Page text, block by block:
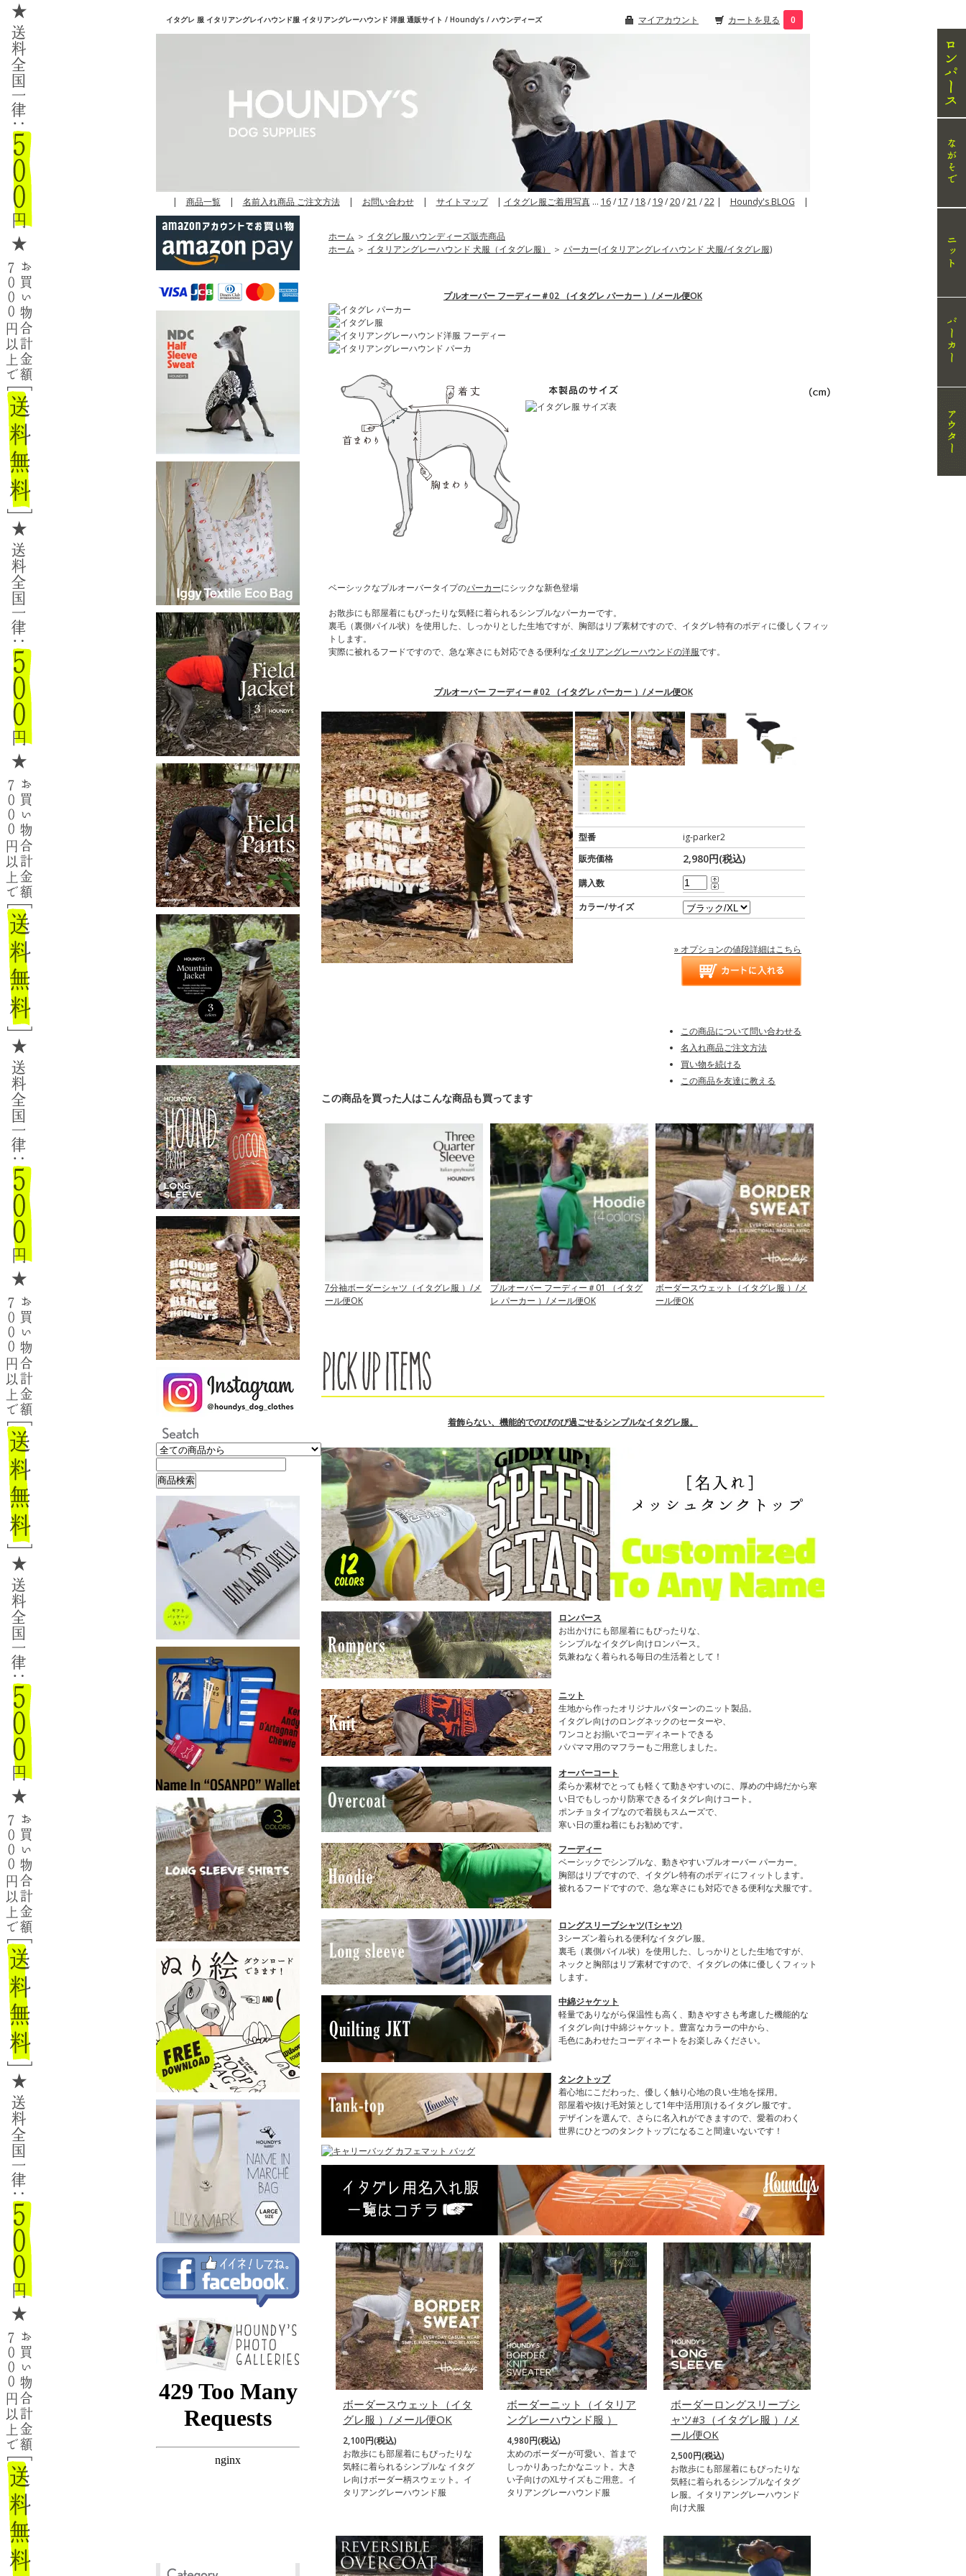
イタグレ 服 イタリアングレイハウンド服 イタリアングレーハウンド 洋服 通販サイト / Houndy's / ハウンディーズ マイアカウント カートを見る 0
| 商品一覧| 名前入れ商品 ご注文方法| お問い合わせ| サイトマップ| イタグレ服ご着用写真… 16/ 17 / 18/ 19/20/21 /22| Houndy's BLOG |
ホーム ＞ イタグレ服ハウンディーズ販売商品
ホーム ＞ イタリアングレーハウンド 犬服（イタグレ服） ＞ パーカー(イタリアングレイハウンド 犬服/イタグレ服)
プルオーバー フーディー＃02 （イタグレ パーカー ）/メール便OK
ベーシックなプルオーバータイプのパーカーにシックな新色登場
お散歩にも部屋着にもぴったりな気軽に着られるシンプルなパーカーです。
裏毛（裏側パイル状）を使用した、しっかりとした生地ですが、胸部はリブ素材ですので、イタグレ特有のボディに優しくフィッ
トします。
実際に被れるフードですので、急な寒さにも対応できる便利なイタリアングレーハウンドの洋服です。
プルオーバー フーディー＃02 （イタグレ パーカー ）/メール便OK
型番
ig-parker2
販売価格
2,980円(税込)
購入数
カラー/サイズ
» オプションの値段詳細はこちら
この商品について問い合わせる
名入れ商品ご注文方法
買い物を続ける
この商品を友達に教える
この商品を買った人はこんな商品も買ってます
7分袖ボーダーシャツ（イタグレ服 ）/メ
ール便OK
プルオーバー フーディー＃01 （イタグ
レ パーカー ）/メール便OK
ボーダースウェット（イタグレ服 ）/メ
ール便OK
着飾らない、機能的でのびのび過ごせるシンプルなイタグレ服。
ロンパース
お出かけにも部屋着にもぴったりな、
シンプルなイタグレ向けロンパース。
気兼ねなく着られる毎日の生活着として！
ニット
生地から作ったオリジナルパターンのニット製品。
イタグレ向けのロングネックのセーターや、
ワンコとお揃いでコーディネートできる
パパママ用のマフラーもご用意しました。
オーバーコート
柔らか素材でとっても軽くて動きやすいのに、厚めの中綿だから寒
い日でもしっかり防寒できるイタグレ向けコート。
ポンチョタイプなので着脱もスムーズで、
寒い日の重ね着にもお勧めです。
フーディー
ベーシックでシンプルな、動きやすいプルオーバー パーカー。
胸部はリブですので、イタグレ特有のボディにフィットします。
被れるフードですので、急な寒さにも対応できる便利な犬服です。
ロングスリーブシャツ(Tシャツ)
3シーズン着られる便利なイタグレ服。
裏毛（裏側パイル状）を使用した、しっかりとした生地ですが、
ネックと胸部はリブ素材ですので、イタグレの体に優しくフィット
します。
中綿ジャケット
軽量でありながら保温性も高く、動きやすさも考慮した機能的な
イタグレ向け中綿ジャケット。豊富なカラーの中から、
毛色にあわせたコーディネートをお楽しみください。
タンクトップ
着心地にこだわった、優しく触り心地の良い生地を採用。
部屋着や抜け毛対策として1年中活用頂けるイタグレ服です。
デザインを選んで、さらに名入れができますので、愛着のわく
世界にひとつのタンクトップになること間違いないです！
ボーダースウェット（イタ
グレ服 ）/メール便OK
2,100円(税込)
お散歩にも部屋着にもぴったりな
気軽に着られるシンプルな イタグ
レ向けボーダー柄スウェット。イ
タリアングレーハウンド服
ボーダーニット（イタリア
ングレーハウンド服 ）
4,980円(税込)
太めのボーダーが可愛い、首まで
しっかりあったかなニット。大き
い子向けのXLサイズもご用意。イ
タリアングレーハウンド服
ボーダーロングスリーブシ
ャツ#3（イタグレ服 ）/メ
ール便OK
2,500円(税込)
お散歩にも部屋着にもぴったりな
気軽に着られるシンプルなイタグ
レ服。イタリアングレーハウンド
向け犬服